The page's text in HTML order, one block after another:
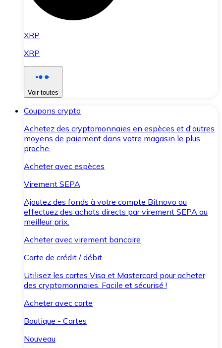
XRP
XRP
Voir toutes
Coupons crypto
Achetez des cryptomonnaies en espèces et d'autres
moyens de paiement dans votre magasin le plus
proche.
Acheter avec espèces
Virement SEPA
Ajoutez des fonds à votre compte Bitnovo ou
effectuez des achats directs par virement SEPA au
meilleur prix.
Acheter avec virement bancaire
Carte de crédit / débit
Utilisez les cartes Visa et Mastercard pour acheter
des cryptomonnaies. Facile et sécurisé !
Acheter avec carte
Boutique - Cartes
Nouveau